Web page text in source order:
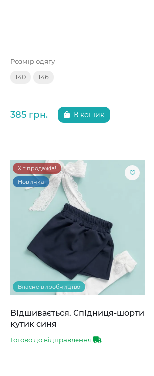
Розмір одягу
140 146
385 грн. В кошик
Хіт продажів!
Новинка
Власне виробництво
Відшивається. Спідниця-шорти
кутик синя
Готово до відправлення